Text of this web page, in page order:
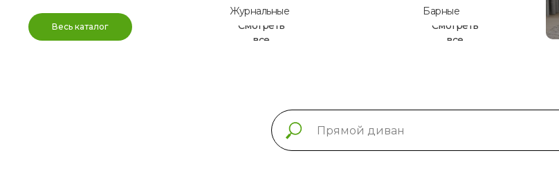
Весь каталог
Барные
Смотреть
все
Журнальные
Смотреть
все